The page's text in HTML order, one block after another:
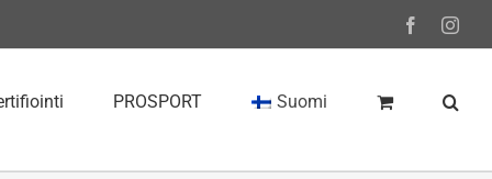
Facebook
PROSPORT Suomi